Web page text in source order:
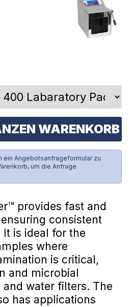
WARENKORB
ein Angebotsanfrageformular zu
um die Anfrage
provides fast and
consistent
is ideal for the
where
is critical,
and microbial
water filters. The
has applications